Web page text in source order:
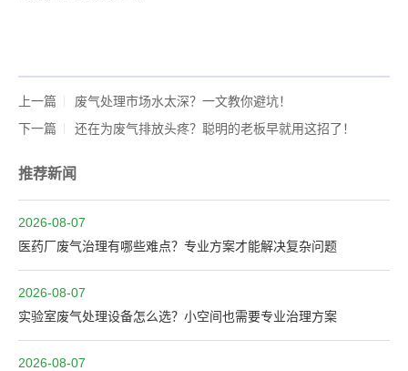
上一篇
废气处理市场水太深？一文教你避坑！
下一篇
还在为废气排放头疼？聪明的老板早就用这招了！
推荐新闻
2026-08-07
医药厂废气治理有哪些难点？专业方案才能解决复杂问题
2026-08-07
实验室废气处理设备怎么选？小空间也需要专业治理方案
2026-08-07